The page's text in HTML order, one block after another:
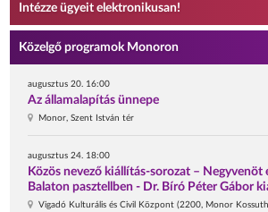
Intézze ügyeit elektronikusan!
Közelgő programok Monoron
augusztus 20. 16:00
Az államalapítás ünnepe
Monor, Szent István tér
augusztus 24. 18:00
Közös nevező kiállítás-sorozat – Negyvenöt
Balaton pasztellben - Dr. Bíró Péter Gábor
Vigadó Kulturális és Civil Központ (2200, Monor